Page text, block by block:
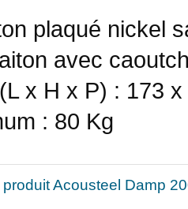
plaqué nickel
avec
x H x P) : 173
: 80 Kg
Acousteel Damp